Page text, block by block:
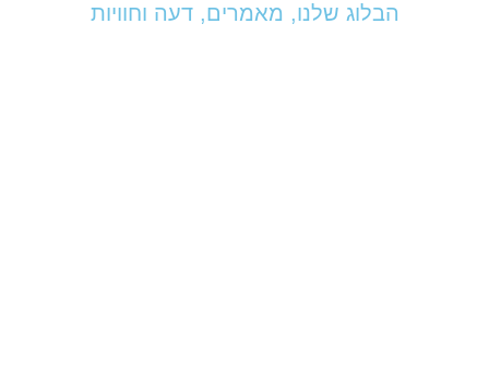
הבלוג שלנו, מאמרים, דעה וחוויות